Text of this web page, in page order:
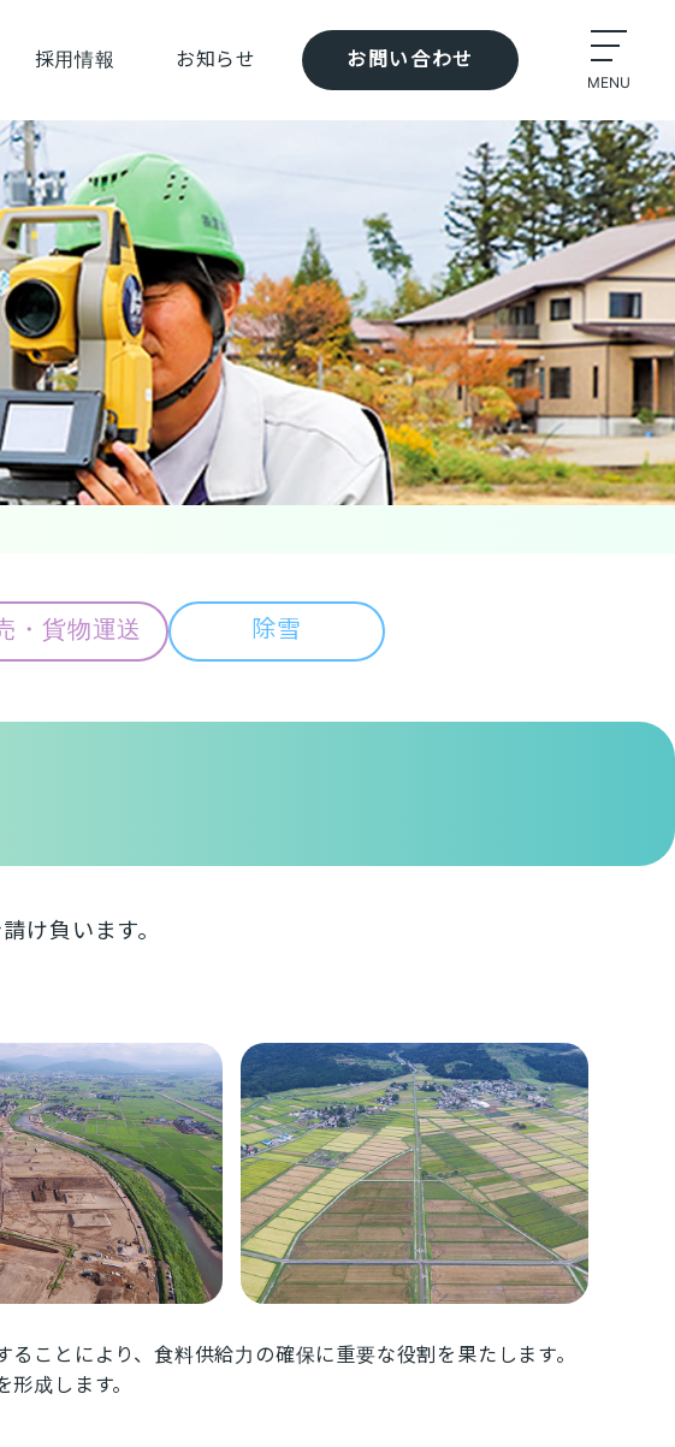
採用情報 お知らせ お問い合わせ
MENU
・貨物運送 除雪
け負います。
ことにより、食料供給力の確保に重要な役割を果たします。
成します。